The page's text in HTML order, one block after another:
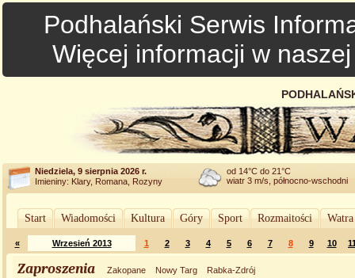
Podhalański Serwis
Więcej informacji w
Niedziela, 9 sierpnia 2026 r.
Imieniny: Klary, Romana, Rozyny
od 14°C do 21°C
wiatr 3 m/s, północno-wschodni
Start Wiadomości Kultura Góry Sport Rozmaitości
« Wrzesień 2013 1 2 3 4 5 6 7 8 9 10
Zaproszenia Zakopane Nowy Targ Rabka-Zdrój